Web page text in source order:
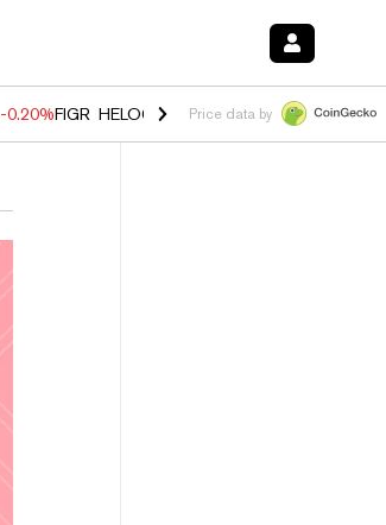
-0.20%FIGR_HELOC $1.022 0.00%HYPE $56.28
Price data by